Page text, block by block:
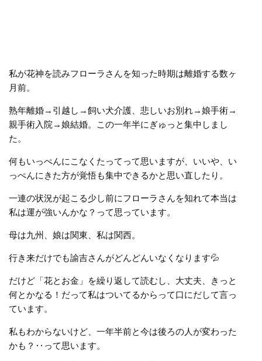
私が花神を読みフローラさんを知った時期は離婚する数ヶ
月前。
熟年離婚→引越し→飼い犬介護、悲しいお別れ→娘手術→
親手術入院→娘結婚。この一年半にぎゅっと集中しまし
た。
何もいっぺんにこなくたってって思いますが、いいや、い
っぺんにきた方が覚悟も集中できるかと思い直したり。
一連の状況が起こる少し前にフローラさんを知れて本当は
私は運が強いんかな？って思っています。
母は九州、娘は関東、私は関西。
行き来だけでも諭吉さんがどんどんいなくなります💦
だけど「花とお金」を繰り返して読むし、大丈夫、きっと
何とかなる！だって私はついてるからって口にだして言っ
ています。
私もわからないけど、一年半前と今は後ろの人が変わった
かも？‥って思います。